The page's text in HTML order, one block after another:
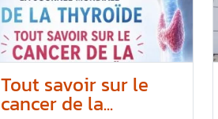
Tout savoir sur le
cancer de la...